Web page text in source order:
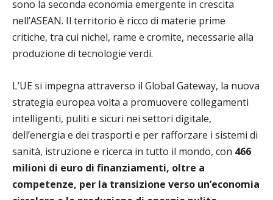
sono la seconda economia emergente in crescita
nell’ASEAN. Il territorio è ricco di materie prime
critiche, tra cui nichel, rame e cromite, necessarie alla
produzione di tecnologie verdi.
L’UE si impegna attraverso il Global Gateway, la nuova
strategia europea volta a promuovere collegamenti
intelligenti, puliti e sicuri nei settori digitale,
dell’energia e dei trasporti e per rafforzare i sistemi di
sanità, istruzione e ricerca in tutto il mondo, con 466
milioni di euro di finanziamenti, oltre a
competenze, per la transizione verso un’economia